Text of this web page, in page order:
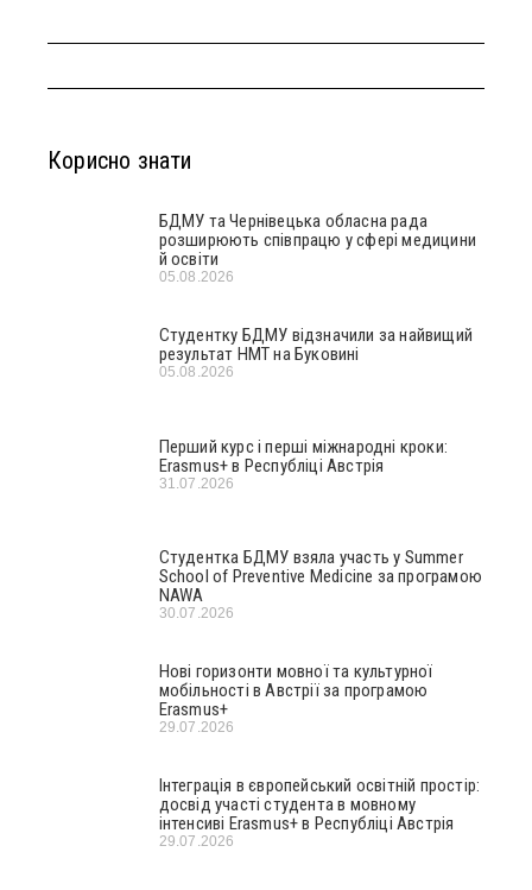
Корисно знати
БДМУ та Чернівецька обласна рада
розширюють співпрацю у сфері медицини
й освіти
05.08.2026
Студентку БДМУ відзначили за найвищий
результат НМТ на Буковині
05.08.2026
Перший курс і перші міжнародні кроки:
Erasmus+ в Республіці Австрія
31.07.2026
Студентка БДМУ взяла участь у Summer
School of Preventive Medicine за програмою
NAWA
30.07.2026
Нові горизонти мовної та культурної
мобільності в Австрії за програмою
Erasmus+
29.07.2026
Інтеграція в європейський освітній простір:
досвід участі студента в мовному
інтенсиві Erasmus+ в Республіці Австрія
29.07.2026